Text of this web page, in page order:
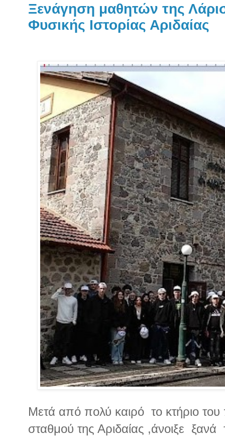
Ξενάγηση μαθητών της
Φυσικής Ιστορίας Αριδαίας
Μετά από πολύ καιρό το κτήριο
σταθμού της Αριδαίας ,άνοιξε ξανά